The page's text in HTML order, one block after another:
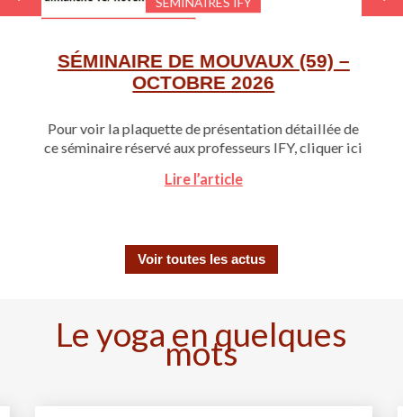
SÉMINAIRE DE MOUVAUX (59) –
OCTOBRE 2026
Pour voir la plaquette de présentation détaillée de
ce séminaire réservé aux professeurs IFY, cliquer ici
Lire l’article
Voir toutes les actus
Le yoga en quelques
mots